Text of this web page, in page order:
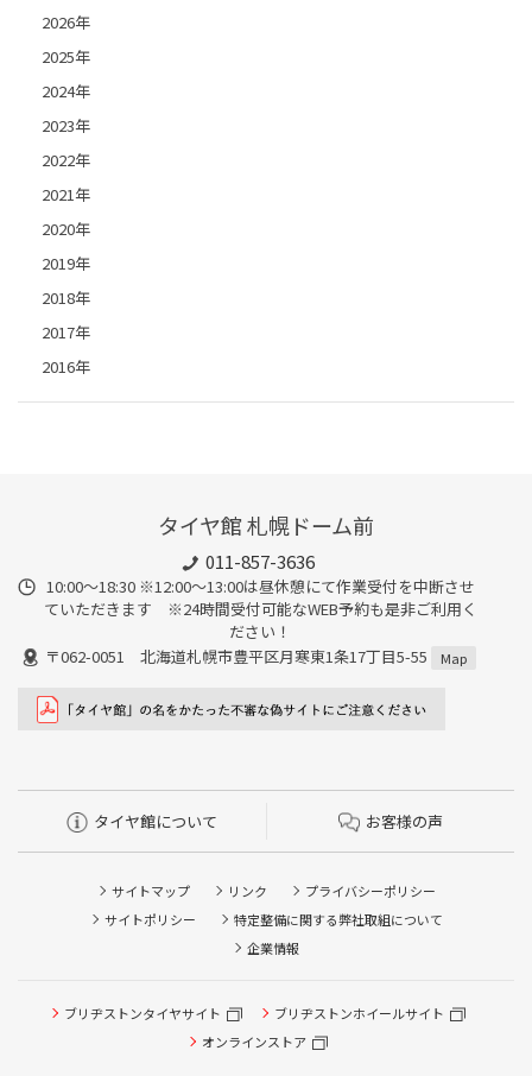
2026年
2025年
2024年
2023年
2022年
2021年
2020年
2019年
2018年
2017年
2016年
タイヤ館 札幌ドーム前
011-857-3636
10:00～18:30 ※12:00～13:00は昼休憩にて作業受付を中断させ
ていただきます ※24時間受付可能なWEB予約も是非ご利用く
ださい！
〒062-0051 北海道札幌市豊平区月寒東1条17丁目5-55
Map
タイヤ館について お客様の声
サイトマップ リンク
プライバシーポリシー
サイトポリシー
特定整備に関する弊社取組について
企業情報
ブリヂストンタイヤサイト
ブリヂストンホイールサイト
オンラインストア
タイヤ点検・安全点検/タイヤ履き替え/オイル交換/その他
ピット作業の予約